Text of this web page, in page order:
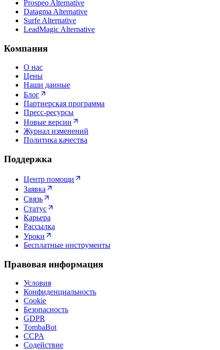
Prospeo Alternative
Datagma Alternative
Surfe Alternative
LeadMagic Alternative
Компания
О нас
Цены
Наши данные
Блог
Партнерская программа
Пресс-ресурсы
Новые версии
Журнал изменений
Политика качества
Поддержка
Центр помощи
Заявка
Связь
Статус
Карьера
Рассылка
Уроки
Бесплатные инструменты
Правовая информация
Условия
Конфиденциальность
Cookie
Безопасность
GDPR
TombaBot
CCPA
Содействие